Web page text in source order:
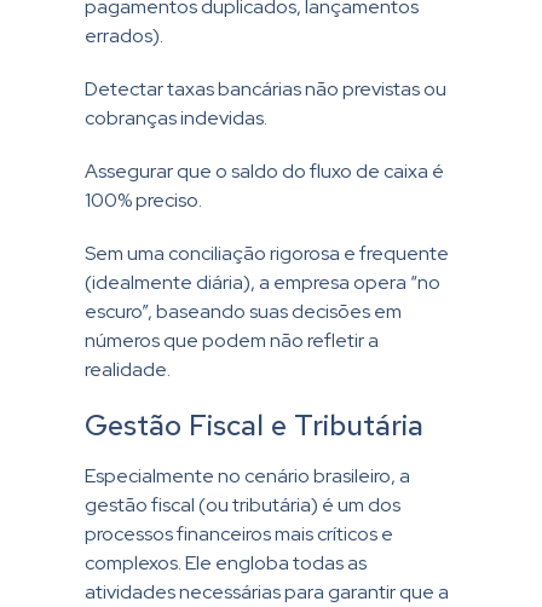
pagamentos duplicados, lançamentos
errados).
Detectar taxas bancárias não previstas ou
cobranças indevidas.
Assegurar que o saldo do fluxo de caixa é
100% preciso.
Sem uma conciliação rigorosa e frequente
(idealmente diária), a empresa opera “no
escuro”, baseando suas decisões em
números que podem não refletir a
realidade.
Gestão Fiscal e Tributária
Especialmente no cenário brasileiro, a
gestão fiscal (ou tributária) é um dos
processos financeiros mais críticos e
complexos. Ele engloba todas as
atividades necessárias para garantir que a